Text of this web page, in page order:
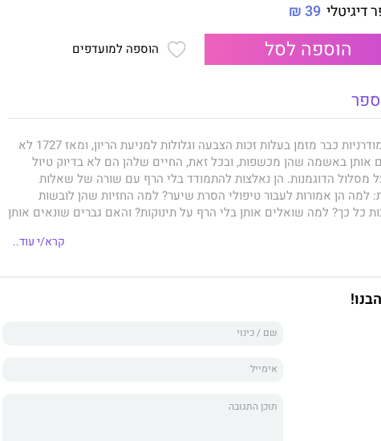
דיגיטלי 39 ₪
הוספה לסל הוספה למועדפים
נשים מודרניות כבר מזמן בעלות זכות הצבעה וגלולות למניעת הריון, ומאז 1727 לא
אותן באשמה שהן מכשפות, ובכל זאת, החיים שלהן הם לא בדיוק טיול
מסלול הדוגמנות. הן נאלצות להתמודד בלי הרף עם שורה של שאלות
למה הן אמורות לעבור טיפולי הסרת שיער? למה החזיות שהן לובשות
כל כך? למה שואלים אותן בלי הרף על תינוקות? והאם גברים שונאים אותן
מצחיקים עד דמעות מהחיים שלה עצמה, החל בשלב הסוער של גיל
עבודה, על מועדוני חשפנות, על אהבה, השמנה, הפלות, בידור וילדים –
את הסיבות לכך שזכויות נשים והעצמת נשים הן סוגיות מכריעות, לא רק
קרא/י עוד..